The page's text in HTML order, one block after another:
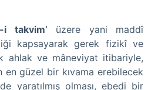
i takvim’ üzere yani maddî
kapsayarak gerek fizikî ve
ahlak ve mâneviyat itibariyle,
en güzel bir kıvama erebilecek
yaratılmış olması, ebedi bir